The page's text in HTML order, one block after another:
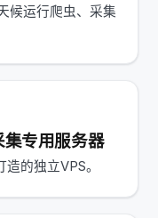
候运行爬虫、采集
专用服务器
的独立VPS。